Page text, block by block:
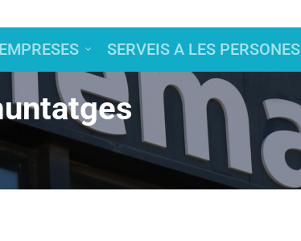
SERVEIS A LES PERSONES